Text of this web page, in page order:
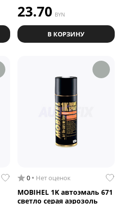
23.70 BYN
В КОРЗИНУ
0 Нет оценок
MOBIHEL 1K автоэмаль 671
светло серая аэрозоль